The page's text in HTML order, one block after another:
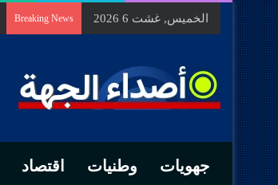
الخميس, غشت 6 2026 Breaking News
جهويات وطنيات اقتصاد